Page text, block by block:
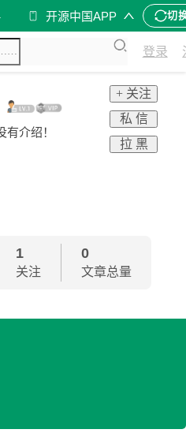
开源中国APP 切
登录
有介绍！
+ 关注
私 信
拉 黑
1
关注
0
文章总量